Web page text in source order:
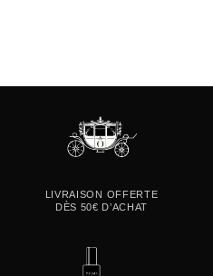
LIVRAISON OFFERTE
DÈS 50€ D’ACHAT